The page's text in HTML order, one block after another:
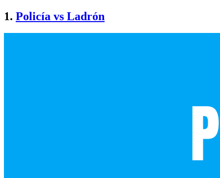
1. Policía vs Ladrón